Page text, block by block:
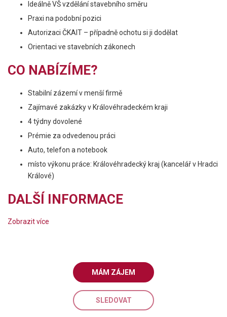
Ideálně VŠ vzdělání stavebního směru
Praxi na podobní pozici
Autorizaci ČKAIT – případně ochotu si ji dodělat
Orientaci ve stavebních zákonech
CO NABÍZÍME?
Stabilní zázemí v menší firmě
Zajímavé zakázky v Královéhradeckém kraji
4 týdny dovolené
Prémie za odvedenou práci
Auto, telefon a notebook
místo výkonu práce: Královéhradecký kraj (kancelář v Hradci
Králové)
DALŠÍ INFORMACE
Zobrazit více
MÁM ZÁJEM
SLEDOVAT